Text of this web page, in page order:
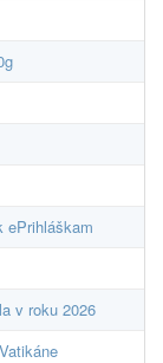
ePrihláškam
v roku 2026